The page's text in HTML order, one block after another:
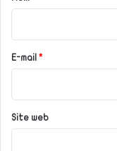
r
e
E-mail *
Site web